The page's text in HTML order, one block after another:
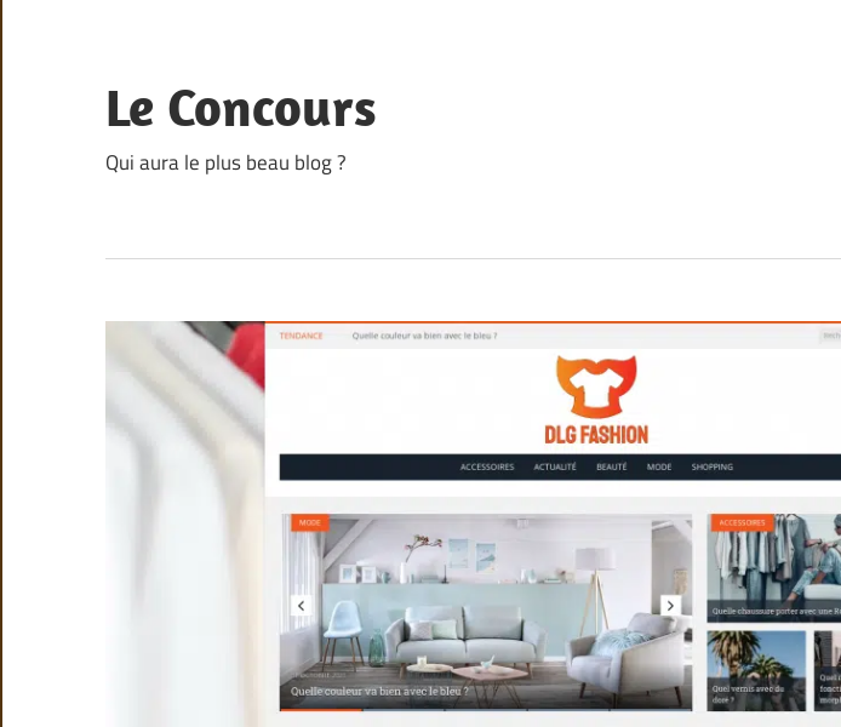
content
Le Concours
Qui aura le plus beau blog ?